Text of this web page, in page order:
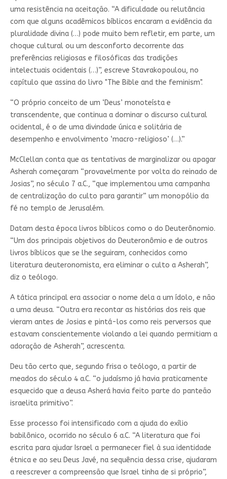
uma resistência na aceitação. “A dificuldade ou relutância
com que alguns acadêmicos bíblicos encaram a evidência da
pluralidade divina (…) pode muito bem refletir, em parte, um
choque cultural ou um desconforto decorrente das
preferências religiosas e filosóficas das tradições
intelectuais ocidentais (…)”, escreve Stavrakopoulou, no
capítulo que assina do livro "The Bible and the feminism".
“O próprio conceito de um ‘Deus’ monoteísta e
transcendente, que continua a dominar o discurso cultural
ocidental, é o de uma divindade única e solitária de
desempenho e envolvimento ‘macro-religioso’ (…).”
McClellan conta que as tentativas de marginalizar ou apagar
Asherah começaram “provavelmente por volta do reinado de
Josias”, no século 7 a.C., “que implementou uma campanha
de centralização do culto para garantir” um monopólio da
fé no templo de Jerusalém.
Datam desta época livros bíblicos como o do Deuterônomio.
“Um dos principais objetivos do Deuteronômio e de outros
livros bíblicos que se lhe seguiram, conhecidos como
literatura deuteronomista, era eliminar o culto a Asherah”,
diz o teólogo.
A tática principal era associar o nome dela a um ídolo, e não
a uma deusa. “Outra era recontar as histórias dos reis que
vieram antes de Josias e pintá-los como reis perversos que
estavam conscientemente violando a lei quando permitiam a
adoração de Asherah”, acrescenta.
Deu tão certo que, segundo frisa o teólogo, a partir de
meados do século 4 a.C. “o judaísmo já havia praticamente
esquecido que a deusa Asherá havia feito parte do panteão
israelita primitivo”.
Esse processo foi intensificado com a ajuda do exílio
babilônico, ocorrido no século 6 a.C. “A literatura que foi
escrita para ajudar Israel a permanecer fiel à sua identidade
étnica e ao seu Deus Javé, na sequência dessa crise, ajudaram
a reescrever a compreensão que Israel tinha de si próprio”,